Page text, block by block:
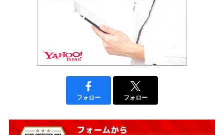
フォロー フォロー